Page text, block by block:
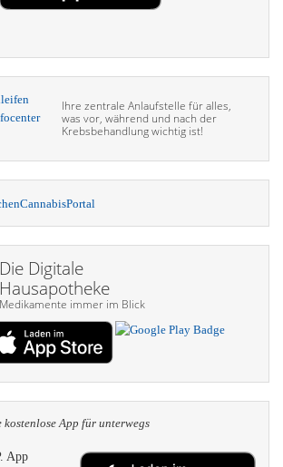
Ihre zentrale Anlaufstelle für alles,
was vor, während und nach der
Krebsbehandlung wichtig ist!
Die Digitale
Hausapotheke
Medikamente immer im Blick
kosten­lose App für unterwegs